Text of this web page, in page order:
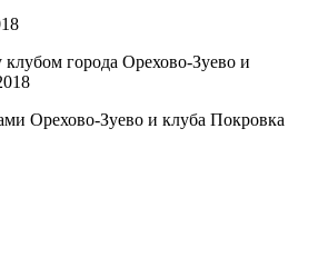
города Орехово-Зуево и